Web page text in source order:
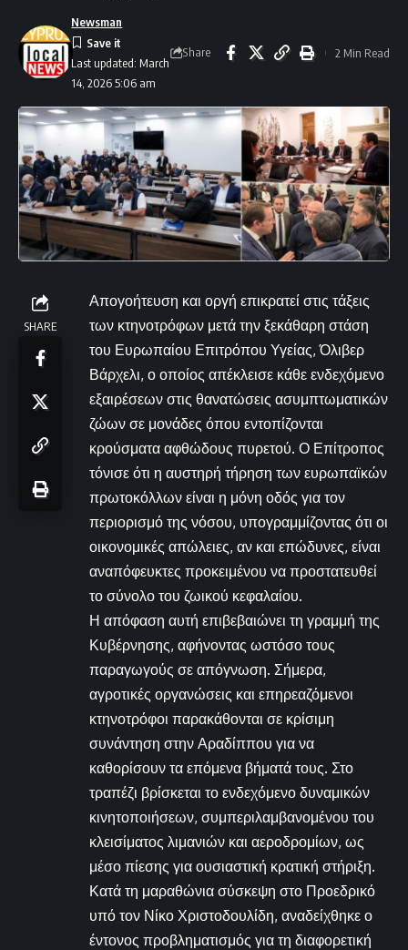
Last updated: March
14, 2026 5:06 am
Newsman
Share 2 Min Read
SHARE
Απογοήτευση και οργή επικρατεί στις τάξεις
των κτηνοτρόφων μετά την ξεκάθαρη στάση
του Ευρωπαίου Επιτρόπου Υγείας, Όλιβερ
Βάρχελι, ο οποίος απέκλεισε κάθε ενδεχόμενο
εξαιρέσεων στις θανατώσεις ασυμπτωματικών
ζώων σε μονάδες όπου εντοπίζονται
κρούσματα αφθώδους πυρετού. Ο Επίτροπος
τόνισε ότι η αυστηρή τήρηση των ευρωπαϊκών
πρωτοκόλλων είναι η μόνη οδός για τον
περιορισμό της νόσου, υπογραμμίζοντας ότι οι
οικονομικές απώλειες, αν και επώδυνες, είναι
αναπόφευκτες προκειμένου να προστατευθεί
το σύνολο του ζωικού κεφαλαίου.
Η απόφαση αυτή επιβεβαιώνει τη γραμμή της
Κυβέρνησης, αφήνοντας ωστόσο τους
παραγωγούς σε απόγνωση. Σήμερα,
αγροτικές οργανώσεις και επηρεαζόμενοι
κτηνοτρόφοι παρακάθονται σε κρίσιμη
συνάντηση στην Αραδίππου για να
καθορίσουν τα επόμενα βήματά τους. Στο
τραπέζι βρίσκεται το ενδεχόμενο δυναμικών
κινητοποιήσεων, συμπεριλαμβανομένου του
κλεισίματος λιμανιών και αεροδρομίων, ως
μέσο πίεσης για ουσιαστική κρατική στήριξη.
Κατά τη μαραθώνια σύσκεψη στο Προεδρικό
υπό τον Νίκο Χριστοδουλίδη, αναδείχθηκε ο
έντονος προβληματισμός για τη διαφορετική